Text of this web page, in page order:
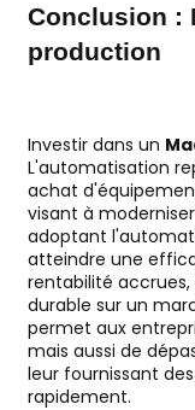
Conclusion :
production
Investir dans un
L'automatisation
achat
visant à
adoptant
atteindre une
rentabilité
durable sur un
permet aux
mais aussi de
leur fournissant
rapidement.